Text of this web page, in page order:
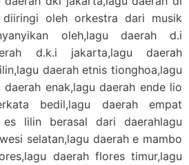
oleh orkestra dari musik
oleh,lagu daerah d.i
d.k.i jakarta,lagu daerah
daerah etnis tionghoa,lagu
daerah enak,lagu daerah ende lio
bedil,lagu daerah empat
es lilin berasal dari daerahlagu
selatan,lagu daerah e mambo
daerah flores timur,lagu